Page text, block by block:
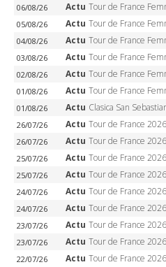
06/08/26 Actu Tour de France Femmes 2026, étape 6 – Kim Le
05/08/26 Actu Tour de France Femmes 2026, étape 5 – Demi Vollering
04/08/26 Actu Tour de France Femmes 2026, étape 4 – Marlen
03/08/26 Actu Tour de France Femmes 2026, étape 3 – Sigrid
02/08/26 Actu Tour de France Femmes 2026, étape 2 – Lorena
01/08/26 Actu Tour de France Femmes 2026, étape 1 – Lorena
01/08/26 Actu Clasica San Sebastian 2026 – Evenepoel
26/07/26 Actu Tour de France 2026 – Van der Poel
26/07/26 Actu Tour de France 2026 – Étape 21 : Van der Poel, Pogacar,
25/07/26 Actu Tour de France 2026 – Richard Carapaz roi des
25/07/26 Actu Tour de France 2026 – Étape 20 : L’étape reine,
24/07/26 Actu Tour de France 2026 – Tadej Pogacar dompte
24/07/26 Actu Tour de France 2026 – Étape 19 :
23/07/26 Actu Tour de France 2026 – Carapaz en solitaire à
23/07/26 Actu Tour de France 2026 – Étape 18 : Qui domptera
22/07/26 Actu Tour de France 2026 – Philipsen débloque son